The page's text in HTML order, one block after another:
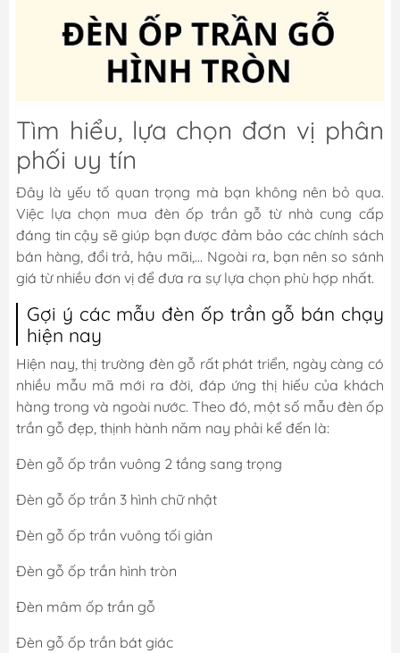
Tìm hiểu, lựa chọn đơn vị phân
phối uy tín
Đây là yếu tố quan trọng mà bạn không nên bỏ qua.
Việc lựa chọn mua đèn ốp trần gỗ từ nhà cung cấp
đáng tin cậy sẽ giúp bạn được đảm bảo các chính sách
bán hàng, đổi trả, hậu mãi,... Ngoài ra, bạn nên so sánh
giá từ nhiều đơn vị để đưa ra sự lựa chọn phù hợp nhất.
Gợi ý các mẫu đèn ốp trần gỗ bán chạy
hiện nay
Hiện nay, thị trường đèn gỗ rất phát triển, ngày càng có
nhiều mẫu mã mới ra đời, đáp ứng thị hiếu của khách
hàng trong và ngoài nước. Theo đó, một số mẫu đèn ốp
trần gỗ đẹp, thịnh hành năm nay phải kể đến là:
Đèn gỗ ốp trần vuông 2 tầng sang trọng
Đèn gỗ ốp trần 3 hình chữ nhật
Đèn gỗ ốp trần vuông tối giản
Đèn gỗ ốp trần hình tròn
Đèn mâm ốp trần gỗ
Đèn gỗ ốp trần bát giác